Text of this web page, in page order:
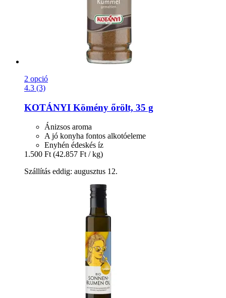
2 opció
4.3 (3)
KOTÁNYI Kömény őrölt, 35 g
Ánizsos aroma
A jó konyha fontos alkotóeleme
Enyhén édeskés íz
1.500 Ft (42.857 Ft / kg)
Szállítás eddig: augusztus 12.